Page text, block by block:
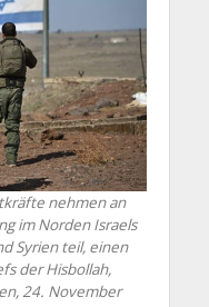
nehmen an
im Norden Israels
Syrien teil, einen
der Hisbollah,
24. November